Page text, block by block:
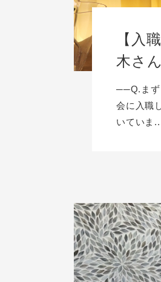
【入
木さ
──Q.まず
会に入職
いていま